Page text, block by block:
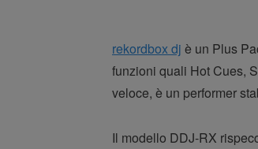
rekordbox dj è un Plus
funzioni quali Hot Cues,
veloce, è un performer
Il modello DDJ-RX